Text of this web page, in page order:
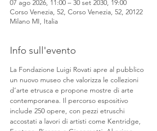
07 ago 2026, 11:00 – 30 set 2030, 19:00
Corso Venezia, 52, Corso Venezia, 52, 20122
Milano MI, Italia
Info sull'evento
La Fondazione Luigi Rovati apre al pubblico
un nuovo museo che valorizza le collezioni
d’arte etrusca e propone mostre di arte
contemporanea. Il percorso espositivo
include 250 opere, con pezzi etruschi
accostati a lavori di artisti come Kentridge,